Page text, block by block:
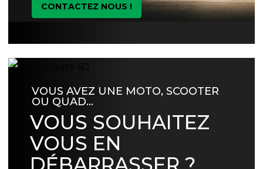
CONTACTEZ NOUS !
VOUS AVEZ UNE MOTO, SCOOTER
OU QUAD…
VOUS SOUHAITEZ
VOUS EN
DÉBARRASSER ?